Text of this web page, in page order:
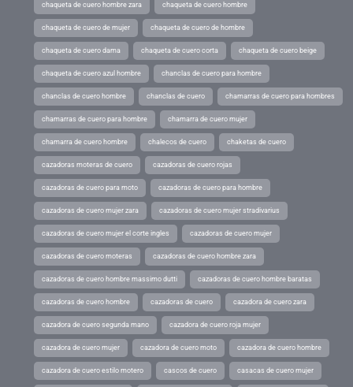
chaqueta de cuero hombre zara chaqueta de cuero hombre
chaqueta de cuero de mujer chaqueta de cuero de hombre
chaqueta de cuero dama chaqueta de cuero corta chaqueta de cuero beige
chaqueta de cuero azul hombre chanclas de cuero para hombre
chanclas de cuero hombre chanclas de cuero chamarras de cuero para hombres
chamarras de cuero para hombre chamarra de cuero mujer
chamarra de cuero hombre chalecos de cuero chaketas de cuero
cazadoras moteras de cuero cazadoras de cuero rojas
cazadoras de cuero para moto cazadoras de cuero para hombre
cazadoras de cuero mujer zara cazadoras de cuero mujer stradivarius
cazadoras de cuero mujer el corte ingles cazadoras de cuero mujer
cazadoras de cuero moteras cazadoras de cuero hombre zara
cazadoras de cuero hombre massimo dutti cazadoras de cuero hombre baratas
cazadoras de cuero hombre cazadoras de cuero cazadora de cuero zara
cazadora de cuero segunda mano cazadora de cuero roja mujer
cazadora de cuero mujer cazadora de cuero moto cazadora de cuero hombre
cazadora de cuero estilo motero cascos de cuero casacas de cuero mujer